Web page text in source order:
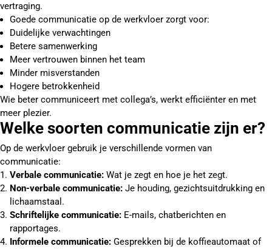
vertraging.
Goede communicatie op de werkvloer zorgt voor:
Duidelijke verwachtingen
Betere samenwerking
Meer vertrouwen binnen het team
Minder misverstanden
Hogere betrokkenheid
Wie beter communiceert met collega’s, werkt efficiënter en met
meer plezier.
Welke soorten communicatie zijn er?
Op de werkvloer gebruik je verschillende vormen van
communicatie:
Verbale communicatie: Wat je zegt en hoe je het zegt.
Non-verbale communicatie: Je houding, gezichtsuitdrukking en
lichaamstaal.
Schriftelijke communicatie: E-mails, chatberichten en
rapportages.
Informele communicatie: Gesprekken bij de koffieautomaat of